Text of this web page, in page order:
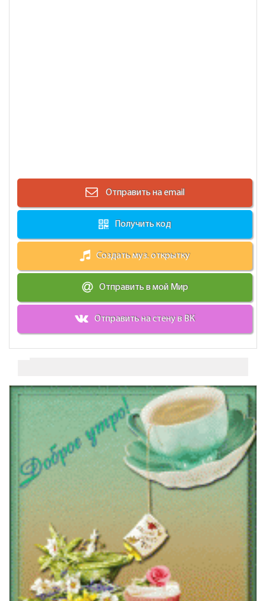
Отправить на email
Получить код
Создать муз. открытку
Отправить в мой Мир
Отправить на стену в ВК